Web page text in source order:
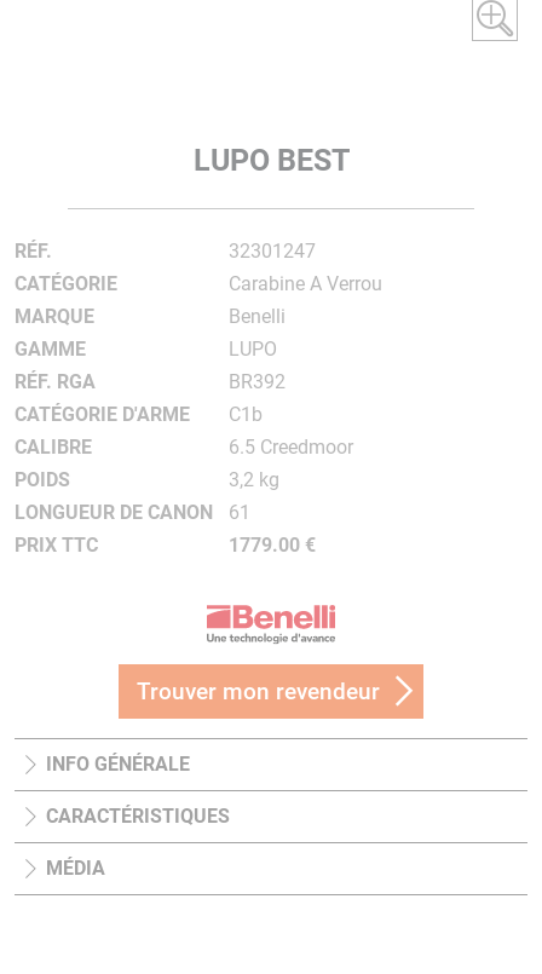
LUPO BEST
RÉF.
32301247
CATÉGORIE
Carabine A Verrou
MARQUE
Benelli
GAMME
LUPO
RÉF. RGA
BR392
CATÉGORIE D'ARME
C1b
CALIBRE
6.5 Creedmoor
POIDS
3,2 kg
LONGUEUR DE CANON
61
PRIX TTC
1779.00 €
Trouver mon revendeur
INFO GÉNÉRALE
CARACTÉRISTIQUES
MÉDIA